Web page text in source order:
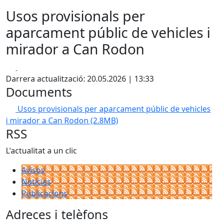
Usos provisionals per
aparcament públic de vehicles i
mirador a Can Rodon
Darrera actualització: 20.05.2026 | 13:33
Documents
Usos provisionals per aparcament públic de vehicles
i mirador a Can Rodon (2.8MB)
RSS
L'actualitat a un clic
Avisos
Notícies
Publicacions
Adreces i telèfons